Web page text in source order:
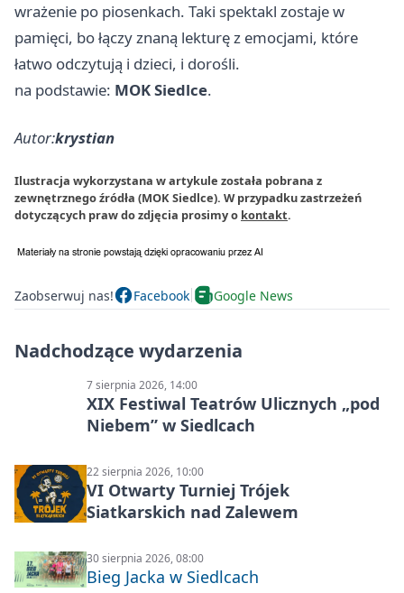
wrażenie po piosenkach. Taki spektakl zostaje w
pamięci, bo łączy znaną lekturę z emocjami, które
łatwo odczytują i dzieci, i dorośli.
na podstawie: MOK Siedlce.
Autor:krystian
Ilustracja wykorzystana w artykule została pobrana z
zewnętrznego źródła (MOK Siedlce). W przypadku zastrzeżeń
dotyczących praw do zdjęcia prosimy o kontakt.
Zaobserwuj nas! Facebook Google News
Nadchodzące wydarzenia
7 sierpnia 2026, 14:00
XIX Festiwal Teatrów Ulicznych „pod
Niebem” w Siedlcach
22 sierpnia 2026, 10:00
VI Otwarty Turniej Trójek
Siatkarskich nad Zalewem
30 sierpnia 2026, 08:00
Bieg Jacka w Siedlcach